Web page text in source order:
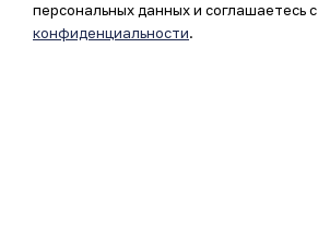
персональных данных и соглашаетесь с
конфиденциальности.